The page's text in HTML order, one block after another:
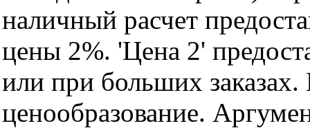
наличный расчет
цены 2%. 'Цена 2'
или при больших
ценообразование.